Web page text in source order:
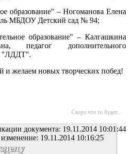
образование" – Ногоманова Елена
МБДОУ Детский сад № 94;
образование" – Калгашкина
педагог дополнительного
"ЛДДТ".
и желаем новых творческих побед!
Скоро что то будет...
документа: 19.11.2014 10:01:44
19.11.2014 10:16:25